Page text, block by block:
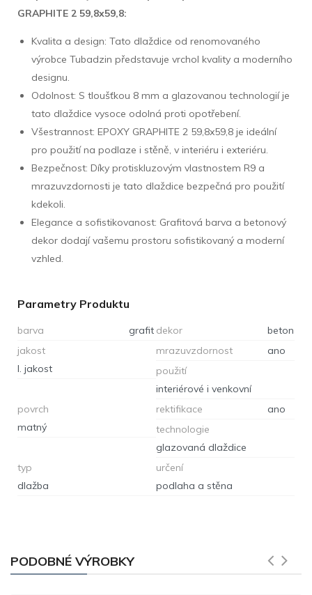
GRAPHITE 2 59,8x59,8:
Kvalita a design: Tato dlaždice od renomovaného
výrobce Tubadzin představuje vrchol kvality a moderního
designu.
Odolnost: S tloušťkou 8 mm a glazovanou technologií je
tato dlaždice vysoce odolná proti opotřebení.
Všestrannost: EPOXY GRAPHITE 2 59,8x59,8 je ideální
pro použití na podlaze i stěně, v interiéru i exteriéru.
Bezpečnost: Díky protiskluzovým vlastnostem R9 a
mrazuvzdornosti je tato dlaždice bezpečná pro použití
kdekoli.
Elegance a sofistikovanost: Grafitová barva a betonový
dekor dodají vašemu prostoru sofistikovaný a moderní
vzhled.
Parametry Produktu
barva grafit dekor
beton
jakost
I. jakost
mrazuvzdornost
ano
použití
interiérové i venkovní
povrch
matný
rektifikace
ano
technologie
glazovaná dlaždice
typ
dlažba
určení
podlaha a stěna
PODOBNÉ VÝROBKY